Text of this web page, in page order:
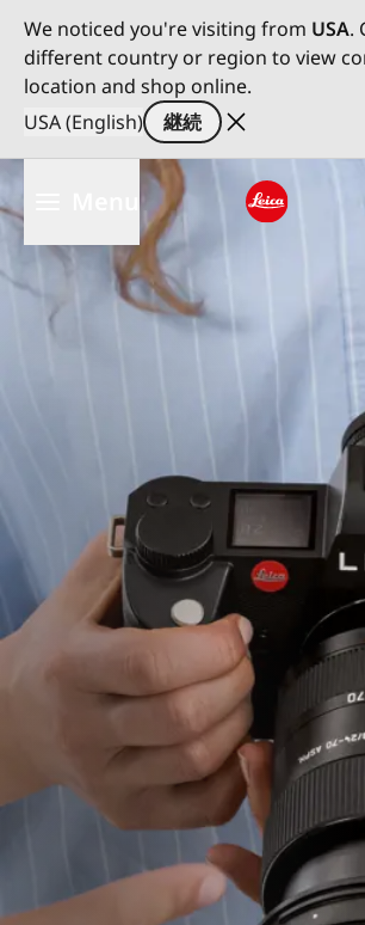
We noticed you're visiting from USA.
different country or region to view
location and shop online.
USA (English)
継続
メ
イ
ン